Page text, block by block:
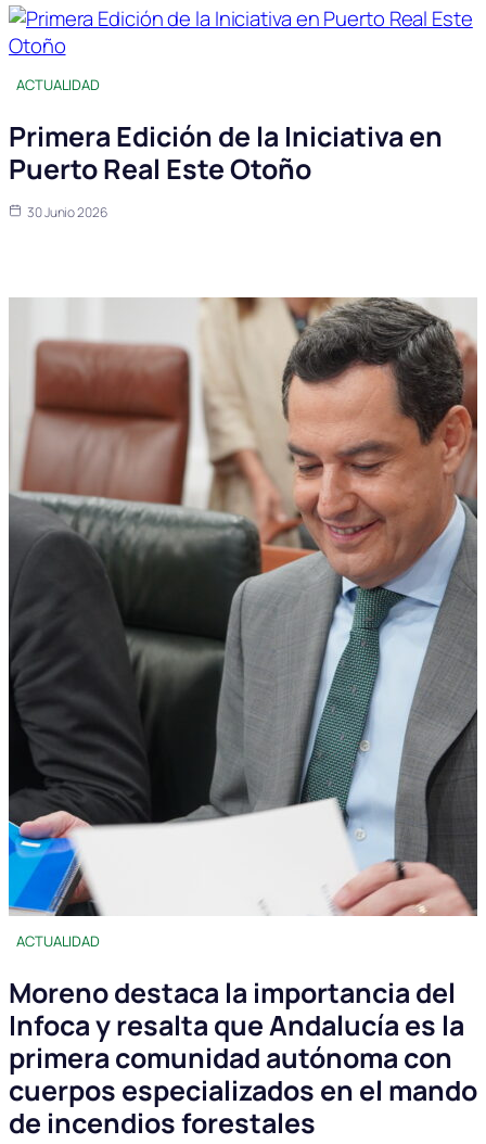
ACTUALIDAD
Primera Edición de la Iniciativa en
Puerto Real Este Otoño
30 Junio 2026
ACTUALIDAD
Moreno destaca la importancia del
Infoca y resalta que Andalucía es la
primera comunidad autónoma con
cuerpos especializados en el mando
de incendios forestales